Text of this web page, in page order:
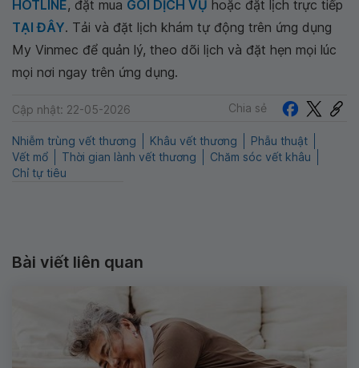
HOTLINE, đặt mua GÓI DỊCH VỤ hoặc đặt lịch trực tiếp
TẠI ĐÂY. Tải và đặt lịch khám tự động trên ứng dụng
My Vinmec để quản lý, theo dõi lịch và đặt hẹn mọi lúc
mọi nơi ngay trên ứng dụng.
Cập nhật: 22-05-2026 Chia sẻ
Nhiễm trùng vết thương Khâu vết thương
Phẫu thuật
Vết mổ
Thời gian lành vết thương
Chăm sóc vết khâu
Chỉ tự tiêu
Bài viết liên quan